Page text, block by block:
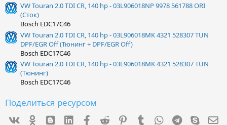
VW Touran 2.0 TDI CR, 140 hp - 03L906018NP 9978 561788 ORI
(Сток)
Bosch EDC17C46
VW Touran 2.0 TDI CR, 140 hp - 03L906018MK 4321 528307 TUN
DPF/EGR Off (Тюнинг + DPF/EGR Off)
Bosch EDC17C46
VW Touran 2.0 TDI CR, 140 hp - 03L906018MK 4321 528307 TUN
(Тюнинг)
Bosch EDC17C46
Поделиться ресурсом
Ok mes_blogger
Linked InFacebook
Reddit PinterestTumblr WhatsAppTelegram
Skype